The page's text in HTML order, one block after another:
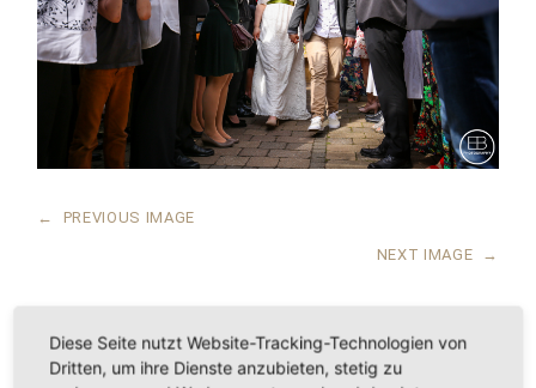
← PREVIOUS IMAGE
NEXT IMAGE →
Diese Seite nutzt Website-Tracking-Technologien von
Dritten, um ihre Dienste anzubieten, stetig zu